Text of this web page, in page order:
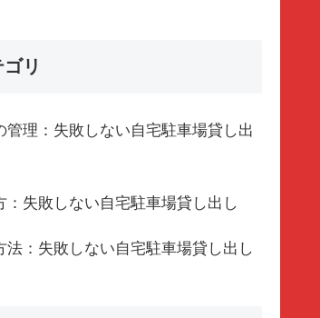
リ
管理：失敗しない自宅駐車場貸し出
：失敗しない自宅駐車場貸し出し
法：失敗しない自宅駐車場貸し出し